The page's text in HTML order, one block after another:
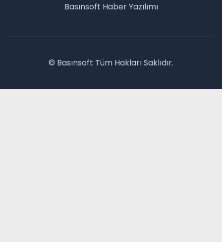
Basınsoft Haber Yazılımı
© Basınsoft Tüm Hakları Saklıdır.